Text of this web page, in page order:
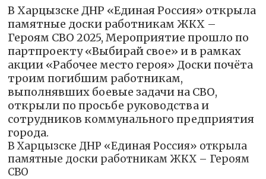
В Харцызске ДНР «Единая Россия» открыла
памятные доски работникам ЖКХ –
Героям СВО 2025, Мероприятие прошло по
партпроекту «Выбирай свое» и в рамках
акции «Рабочее место героя» Доски почёта
троим погибшим работникам,
выполнявших боевые задачи на СВО,
открыли по просьбе руководства и
сотрудников коммунального предприятия
города.
В Харцызске ДНР «Единая Россия» открыла
памятные доски работникам ЖКХ – Героям
СВО